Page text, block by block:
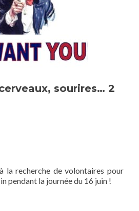
sourires… 2
la recherche de volontaires pour
pendant la journée du 16 juin !